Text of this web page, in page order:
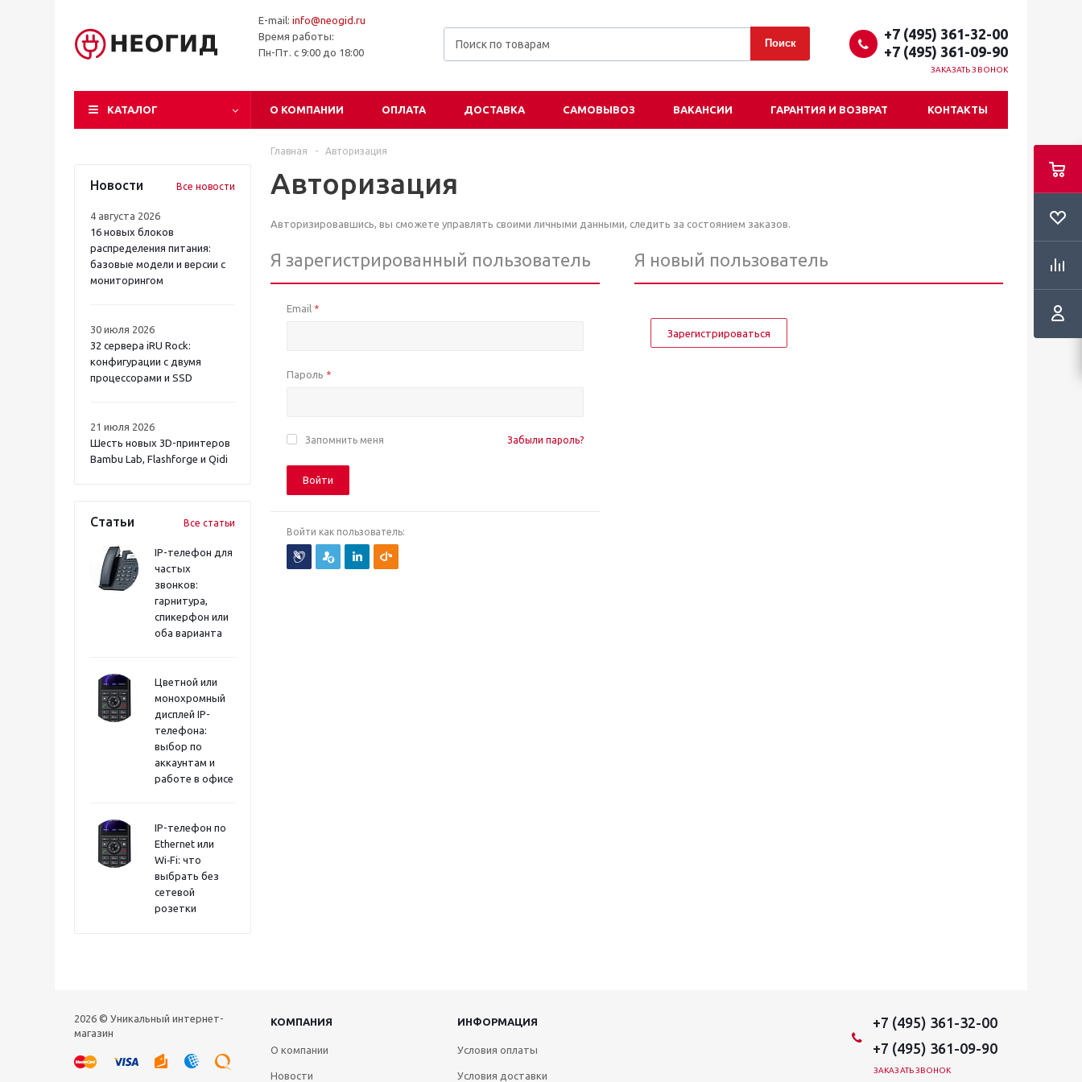
E-mail: info@neogid.ru
Время работы:
Пн-Пт. с 9:00 до 18:00
+7 (495) 361-32-00
+7 (495) 361-09-90
ЗАКАЗАТЬ ЗВОНОК
КАТАЛОГ О КОМПАНИИ ОПЛАТА ДОСТАВКА САМОВЫВОЗ ВАКАНСИИ ГАРАНТИЯ И ВОЗВРАТ КОНТАКТЫ
Новости Все новости
4 августа 2026
16 новых блоков
распределения питания:
базовые модели и версии с
мониторингом
30 июля 2026
32 сервера iRU Rock:
конфигурации с двумя
процессорами и SSD
21 июля 2026
Шесть новых 3D-принтеров
Bambu Lab, Flashforge и Qidi
Статьи Все статьи
IP-телефон для
частых
звонков:
гарнитура,
спикерфон или
оба варианта
Цветной или
монохромный
дисплей IP-
телефона:
выбор по
аккаунтам и
работе в офисе
IP-телефон по
Ethernet или
Wi‑Fi: что
выбрать без
сетевой
розетки
Главная - Авторизация
Авторизация
Авторизировавшись, вы сможете управлять своими личными данными, следить за состоянием заказов.
Я зарегистрированный пользователь
Email *
Пароль *
Забыли пароль?
Запомнить меня
Войти
Войти как пользователь:
Я новый пользователь
Зарегистрироваться
2026 © Уникальный интернет-
магазин
КОМПАНИЯ ИНФОРМАЦИЯ
О компании
Новости
Условия оплаты
Условия доставки
+7 (495) 361-32-00
+7 (495) 361-09-90
ЗАКАЗАТЬ ЗВОНОК